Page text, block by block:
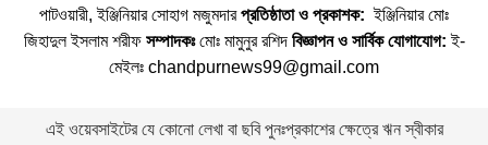
পাটওয়ারী, ইঞ্জিনিয়ার সোহাগ মজুমদারপ্রতিষ্ঠাতা ও প্রকাশক: ইঞ্জিনিয়ার মোঃ
জিহাদুল ইসলাম শরীফ সম্পাদকঃমোঃ মামুনুর রশিদ বিজ্ঞাপন ও সার্বিক যোগাযোগ: ই-
মেইলঃ chandpurnews99@gmail.com
এই ওয়েবসাইটের যে কোনো লেখা বা ছবি পুনঃপ্রকাশের ক্ষেত্রে ঋন স্বীকার